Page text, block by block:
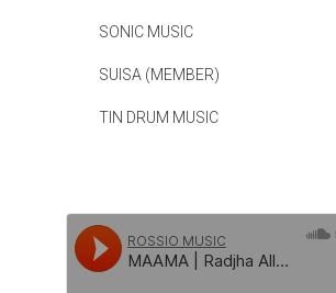
SONIC MUSIC
SUISA (MEMBER)
TIN DRUM MUSIC